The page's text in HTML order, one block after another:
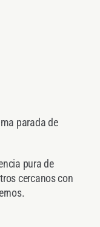
parada de
pura de
cercanos con